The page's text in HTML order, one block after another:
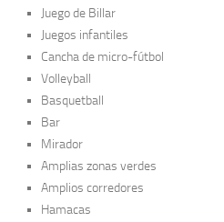
Juego de Billar
Juegos infantiles
Cancha de micro-fútbol
Volleyball
Basquetball
Bar
Mirador
Amplias zonas verdes
Amplios corredores
Hamacas